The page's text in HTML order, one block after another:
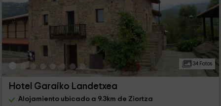
34 Fotos
Hotel Garaiko Landetxea
Alojamiento ubicado a 9.3km de Ziortza